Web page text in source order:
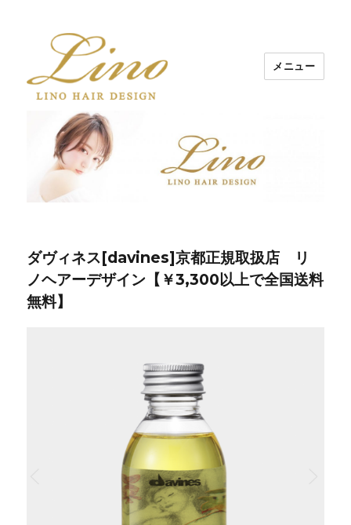
Lino Hair Design 河原町BLOG
メニュー
ダヴィネス[davines]京都正規取扱店 リ
ノヘアーデザイン【￥3,300以上で全国送料
無料】